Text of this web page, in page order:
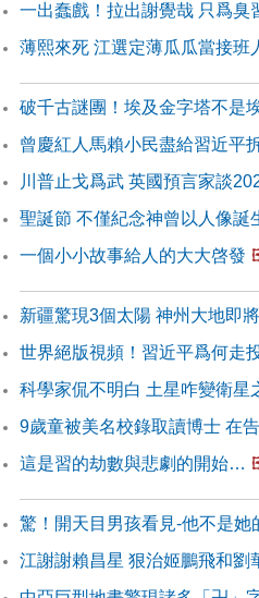
一出蠢戲！拉出謝覺哉 只爲臭
薄熙來死 江選定薄瓜瓜當接班
破千古謎團！埃及金字塔不是
曾慶紅人馬賴小民盡給習近平
川普止戈爲武 英國預言家談
聖誕節 不僅紀念神曾以人像誕
一個小小故事給人的大大啓發
新疆驚現3個太陽 神州大地即
世界絕版視頻！習近平爲何走
科學家侃不明白 土星咋變衛星
9歲童被美名校錄取讀博士 在
這是習的劫數與悲劇的開始…
驚！開天目男孩看見-他不是她
江謝謝賴昌星 狠治姬鵬飛和劉